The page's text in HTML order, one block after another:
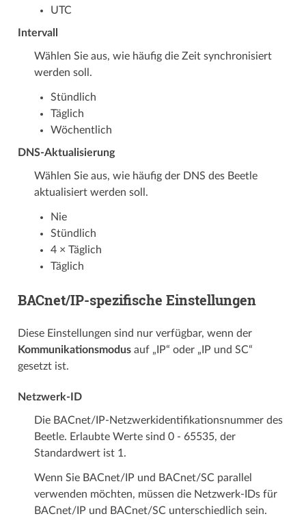
UTC
Intervall
Wählen Sie aus, wie häufig die Zeit synchronisiert
werden soll.
Stündlich
Täglich
Wöchentlich
DNS-Aktualisierung
Wählen Sie aus, wie häufig der DNS des Beetle
aktualisiert werden soll.
Nie
Stündlich
4 × Täglich
Täglich
BACnet/IP-spezifische Einstellungen
Diese Einstellungen sind nur verfügbar, wenn der
Kommunikationsmodusauf „IP“ oder „IP und SC“
gesetzt ist.
Netzwerk-ID
Die BACnet/IP-Netzwerkidentifikationsnummer des
Beetle. Erlaubte Werte sind 0 - 65535, der
Standardwert ist 1.
Wenn Sie BACnet/IP und BACnet/SC parallel
verwenden möchten, müssen die Netzwerk-IDs für
BACnet/IP und BACnet/SC unterschiedlich sein.